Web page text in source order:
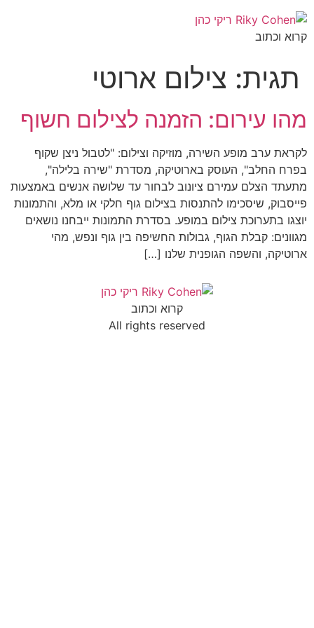
קרוא וכתוב
תגית: צילום ארוטי
מהו עירום: הזמנה לצילום חשוף
לקראת ערב מופע השירה, מוזיקה וצילום: "לטבול ניצן שקוף
בפרח החלב", העוסק בארוטיקה, מסדרת "שירה בלילה",
מתעתד הצלם עמירם ציונוב לבחור עד שלושה אנשים באמצעות
פייסבוק, שיסכימו להתנסות בצילום גוף חלקי או מלא, והתמונות
יוצגו בתערוכת צילום במופע. בסדרת התמונות ייבחנו נושאים
מגוונים: קבלת הגוף, גבולות החשיפה בין גוף ונפש, מהי
ארוטיקה, והשפה הגופנית שלנו […]
קרוא וכתוב
All rights reserved